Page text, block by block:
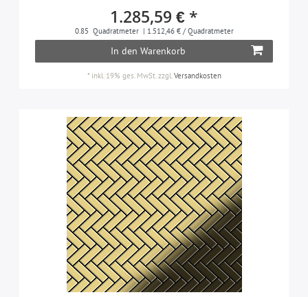
1.285,59 € *
0.85 Quadratmeter | 1.512,46 € / Quadratmeter
In den Warenkorb
* inkl. 19% ges. MwSt.zzgl.Versandkosten